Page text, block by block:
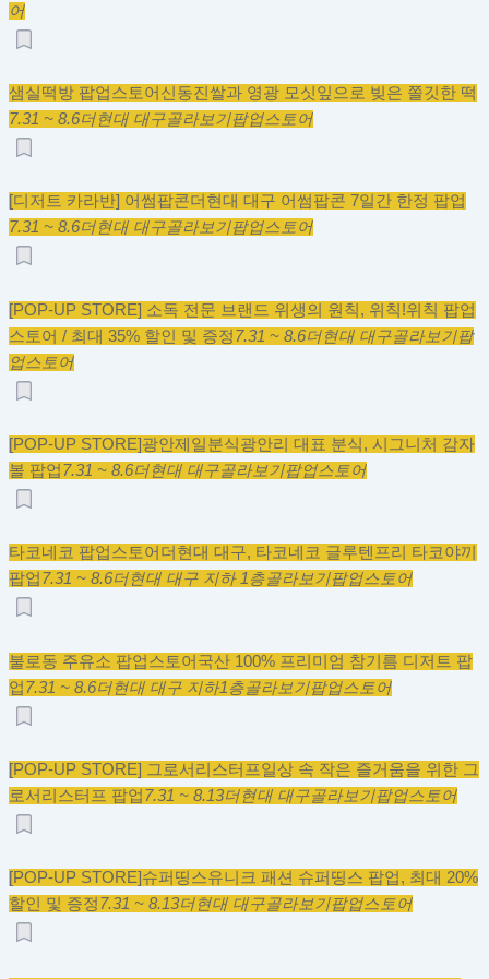
어
샘실떡방 팝업스토어 신동진쌀과 영광 모싯잎으로 빚은 쫄깃한 떡
7.31 ~ 8.6더현대 대구골라보기팝업스토어
[디저트 카라반] 어썸팝콘더현대 대구 어썸팝콘 7일간 한정 팝업
7.31 ~ 8.6더현대 대구골라보기팝업스토어
[POP-UP STORE] 소독 전문 브랜드 위생의 원칙, 위칙!위칙 팝업
스토어 / 최대 35% 할인 및 증정7.31 ~ 8.6더현대 대구골라보기팝
업스토어
[POP-UP STORE]광안제일분식광안리 대표 분식, 시그니처 감자
볼 팝업7.31 ~ 8.6더현대 대구골라보기팝업스토어
타코네코 팝업스토어 더현대 대구, 타코네코 글루텐프리 타코야끼
팝업7.31 ~ 8.6더현대 대구 지하 1층골라보기팝업스토어
불로동 주유소 팝업스토어 국산 100% 프리미엄 참기름 디저트 팝
업7.31 ~ 8.6더현대 대구 지하1층골라보기팝업스토어
[POP-UP STORE] 그로서리스터프일상 속 작은 즐거움을 위한 그
로서리스터프 팝업7.31 ~ 8.13더현대 대구골라보기팝업스토어
[POP-UP STORE]슈퍼띵스유니크 패션 슈퍼띵스 팝업, 최대 20%
할인 및 증정7.31 ~ 8.13더현대 대구골라보기팝업스토어